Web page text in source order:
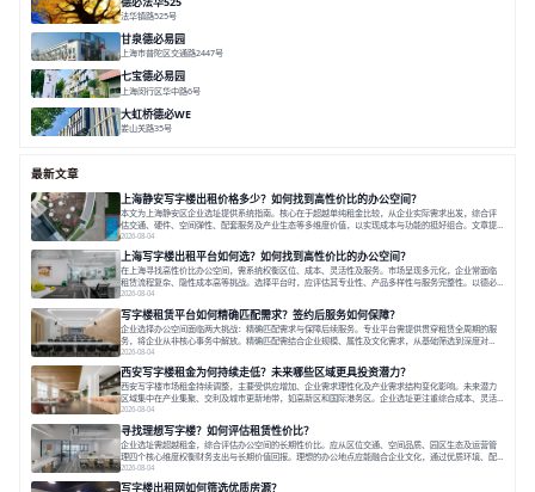
法华镇路525号
甘泉德必易园
上海市普陀区交通路2447号
七宝德必易园
上海闵行区华中路6号
大虹桥德必WE
娄山关路35号
最新文章
上海静安写字楼出租价格多少？如何找到高性价比的办公空间？
本文为上海静安区企业选址提供系统指南。核心在于超越单纯租金比较，从企业实际需求出发，综合评
估交通、硬件、空间弹性、配套服务及产业生态等多维度价值，以实现成本与功能的挺好组合。文章提
出打破固定工位思维，采用精装灵活空间与共享配套以提升性价比，并通过不同规模企业的实际案例加
以说明。之后指出，专业运营服务商提供的稳定环境、社群活动与产业集聚等增值服务，是很大化空间
价值、助力企业成长的关键。对于许多在
2026-08-04
上海写字楼出租平台如何选？如何找到高性价比的办公空间？
在上海寻找高性价比办公空间，需系统权衡区位、成本、灵活性及服务。市场呈现多元化，企业常面临
租赁流程复杂、隐性成本高等挑战。选择平台时，应评估其专业性、产品多样性与服务完整性。以德必
为例，其提供从空间到生态的解决方案，通过特色园区、灵活产品和丰富配套，满足不同企业需求。企
业应明确自身需求，实地考察，选择能支持长期发展、提升竞争力的办公空间。在上海寻找合适的办公
空间，对于企业行政负责人、中小企业主
2026-08-04
写字楼租赁平台如何精确匹配需求？签约后服务如何保障？
企业选择办公空间面临两大挑战：精确匹配需求与保障后续服务。专业平台需提供贯穿租赁全周期的服
务，将企业从非核心事务中解放。精确匹配需结合企业规模、属性及文化需求，从基础筛选到深度对
接；签约后则需构建覆盖硬件运维、共享配套及专业物业的全周期保障体系。德必集团通过标准化服务
与个性化运营结合，以全国布局和产业生态圈为企业提供稳定支持，体现了从信息撮合到深度服务的能
力转变。在为企业寻找办公空间的过程中，
2026-08-04
西安写字楼租金为何持续走低？未来哪些区域更具投资潜力？
西安写字楼市场租金持续调整，主要受供应增加、企业需求理性化及产业需求结构变化影响。未来潜力
区域集中在产业集聚、交利及城市更新地带，如高新区和国际港务区。企业选址更注重综合成本、灵活
性与员工体验，倾向于提供全包式服务的办公空间。专业运营方通过空间优化与社群服务，助力企业成
长，推动市场向多元化、高性价比方向发展。近年来，西安写字楼市场呈现出租金持续调整的态势，这
一现象引发了的广泛关注。作为西部重要
2026-08-04
寻找理想写字楼？如何评估租赁性价比？
企业选址需超越租金，综合评估办公空间的长期性价比。应从区位交通、空间品质、园区生态及运营管
理四个核心维度权衡财务支出与长期价值回报。理想的办公地点应能融合企业文化，通过优质环境、配
套服务及社群资源赋能业务增长，实现成本与价值的平衡。对于许多正在成长或寻求稳定发展的企业而
言，寻找一处合适的办公空间是一项至关重要的决策。这不仅关系到团队的日常工作效率与协作氛围，
2026-08-04
写字楼出租网如何筛选优质房源？